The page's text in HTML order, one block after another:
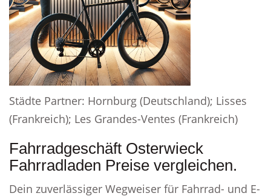
Städte Partner: Hornburg (Deutschland); Lisses
(Frankreich); Les Grandes-Ventes (Frankreich)
Fahrradgeschäft Osterwieck
Fahrradladen Preise vergleichen.
Dein zuverlässiger Wegweiser für Fahrrad- und E-